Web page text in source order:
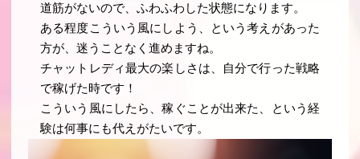
道筋がないので、ふわふわした状態になります。
ある程度こういう風にしよう、という考えがあった
方が、迷うことなく進めますね。
チャットレディ最大の楽しさは、自分で行った戦略
で稼げた時です！
こういう風にしたら、稼ぐことが出来た、という経
験は何事にも代えがたいです。